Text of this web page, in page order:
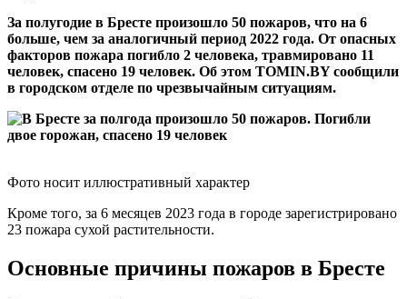
За полугодие в Бресте произошло 50 пожаров, что на 6
больше, чем за аналогичный период 2022 года. От опасных
факторов пожара погибло 2 человека, травмировано 11
человек, спасено 19 человек. Об этом TOMIN.BY сообщили
в городском отделе по чрезвычайным ситуациям.
Фото носит иллюстративный характер
Кроме того, за 6 месяцев 2023 года в городе зарегистрировано
23 пожара сухой растительности.
Основные причины пожаров в Бресте